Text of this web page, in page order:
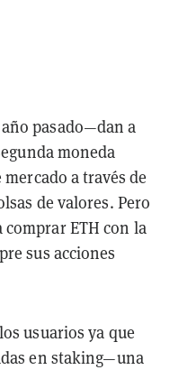
pasado—dan a
moneda
a través de
de valores. Pero
comprar ETH con la
sus acciones
usuarios ya que
en staking—una